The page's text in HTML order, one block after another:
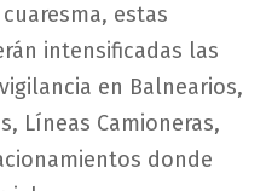
estas
intensificadas las
en Balnearios,
Líneas Camioneras,
donde